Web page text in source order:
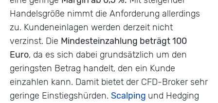
Handelsgröße nimmt die Anforderung allerdings
zu. Kundeneinlagen werden derzeit nicht
verzinst. Die Mindesteinzahlung beträgt 100
Euro, da es sich dabei grundsätzlich um den
geringsten Betrag handelt, den ein Kunde
einzahlen kann. Damit bietet der CFD-Broker sehr
geringe Einstiegshürden. Scalping und Hedging